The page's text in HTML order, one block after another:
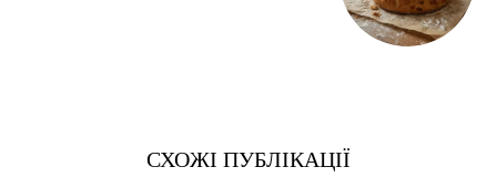
СХОЖІ ПУБЛІКАЦІЇ